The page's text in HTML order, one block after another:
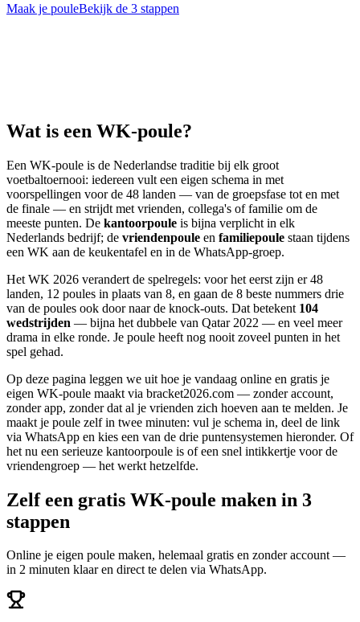
Maak je pouleBekijk de 3 stappen
Wat is een WK-poule?
Een WK-poule is de Nederlandse traditie bij elk groot
voetbaltoernooi: iedereen vult een eigen schema in met
voorspellingen voor de 48 landen — van de groepsfase tot en met
de finale — en strijdt met vrienden, collega's of familie om de
meeste punten. De kantoorpoule is bijna verplicht in elk
Nederlands bedrijf; de vriendenpoule en familiepoule staan tijdens
een WK aan de keukentafel en in de WhatsApp-groep.
Het WK 2026 verandert de spelregels: voor het eerst zijn er 48
landen, 12 poules in plaats van 8, en gaan de 8 beste nummers drie
van de poules ook door naar de knock-outs. Dat betekent 104
wedstrijden — bijna het dubbele van Qatar 2022 — en veel meer
drama in elke ronde. Je poule heeft nog nooit zoveel punten in het
spel gehad.
Op deze pagina leggen we uit hoe je vandaag online en gratis je
eigen WK-poule maakt via bracket2026.com — zonder account,
zonder app, zonder dat al je vrienden zich hoeven aan te melden. Je
maakt je poule zelf in twee minuten: vul je schema in, deel de link
via WhatsApp en kies een van de drie puntensystemen hieronder. Of
het nu een serieuze kantoorpoule is of een snel intikkertje voor de
vriendengroep — het werkt hetzelfde.
Zelf een gratis WK-poule maken in 3
stappen
Online je eigen poule maken, helemaal gratis en zonder account —
in 2 minuten klaar en direct te delen via WhatsApp.